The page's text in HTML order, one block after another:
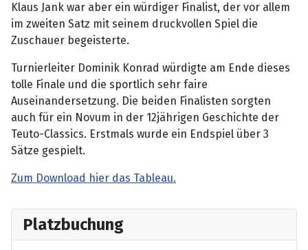
Klaus Jank war aber ein würdiger Finalist, der vor allem
im zweiten Satz mit seinem druckvollen Spiel die
Zuschauer begeisterte.
Turnierleiter Dominik Konrad würdigte am Ende dieses
tolle Finale und die sportlich sehr faire
Auseinandersetzung. Die beiden Finalisten sorgten
auch für ein Novum in der 12jährigen Geschichte der
Teuto-Classics. Erstmals wurde ein Endspiel über 3
Sätze gespielt.
Zum Download hier das Tableau.
Platzbuchung